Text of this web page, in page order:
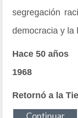
segregación
democracia y la
Hace 50 años
1968
Retornó a la
Continuar